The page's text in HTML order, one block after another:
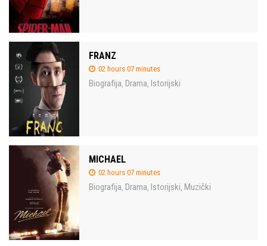
FRANZ
02 hours 07 minutes
Biografija, Drama, Istorijski
MICHAEL
02 hours 07 minutes
Biografija, Drama, Istorijski, Muzički